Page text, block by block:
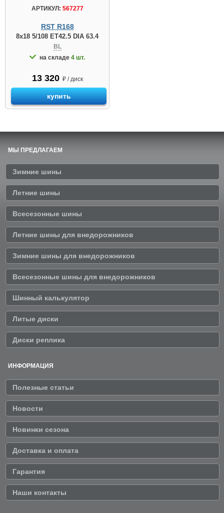
АРТИКУЛ: 567277
RST R168
8x18 5/108 ET42.5 DIA 63.4
BL
на складе 4 шт.
13 320 ₽ / диск
купить
МЫ ПРЕДЛАГАЕМ
Зимние шины
Летние шины
Всесезонные шины
Летние шины для внедорожников
Зимние шины для внедорожников
Всесезонные шины для внедорожников
Шинный калькулятор
Литые диски
Диски реплика
ИНФОРМАЦИЯ
Полезные статьи
Новости
Новинки сезона
Доставка и оплата
Гарантия
Наши контакты